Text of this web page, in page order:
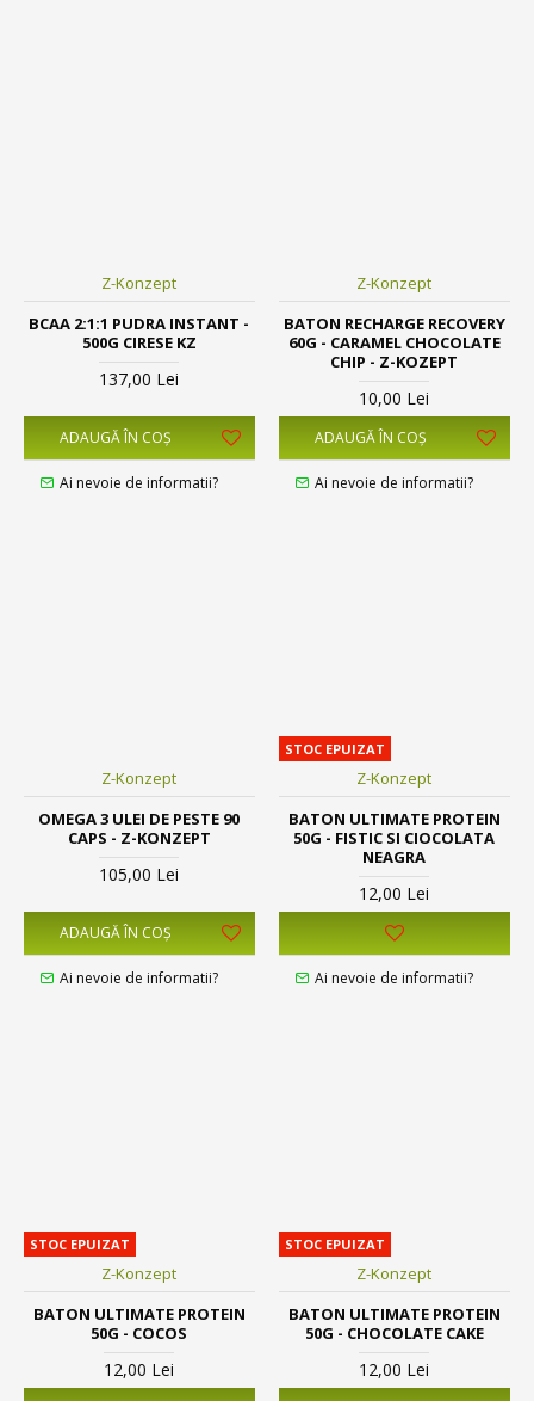
Z-Konzept
BCAA 2:1:1 PUDRA INSTANT -
500G CIRESE KZ
137,00 Lei
ADAUGĂ ÎN COŞ
Ai nevoie de informatii?
Z-Konzept
BATON RECHARGE RECOVERY
60G - CARAMEL CHOCOLATE
CHIP - Z-KOZEPT
10,00 Lei
ADAUGĂ ÎN COŞ
Ai nevoie de informatii?
Z-Konzept
OMEGA 3 ULEI DE PESTE 90
CAPS - Z-KONZEPT
105,00 Lei
ADAUGĂ ÎN COŞ
Ai nevoie de informatii?
STOC EPUIZAT
Z-Konzept
BATON ULTIMATE PROTEIN
50G - FISTIC SI CIOCOLATA
NEAGRA
12,00 Lei
Ai nevoie de informatii?
STOC EPUIZAT
Z-Konzept
BATON ULTIMATE PROTEIN
50G - COCOS
12,00 Lei
STOC EPUIZAT
Z-Konzept
BATON ULTIMATE PROTEIN
50G - CHOCOLATE CAKE
12,00 Lei